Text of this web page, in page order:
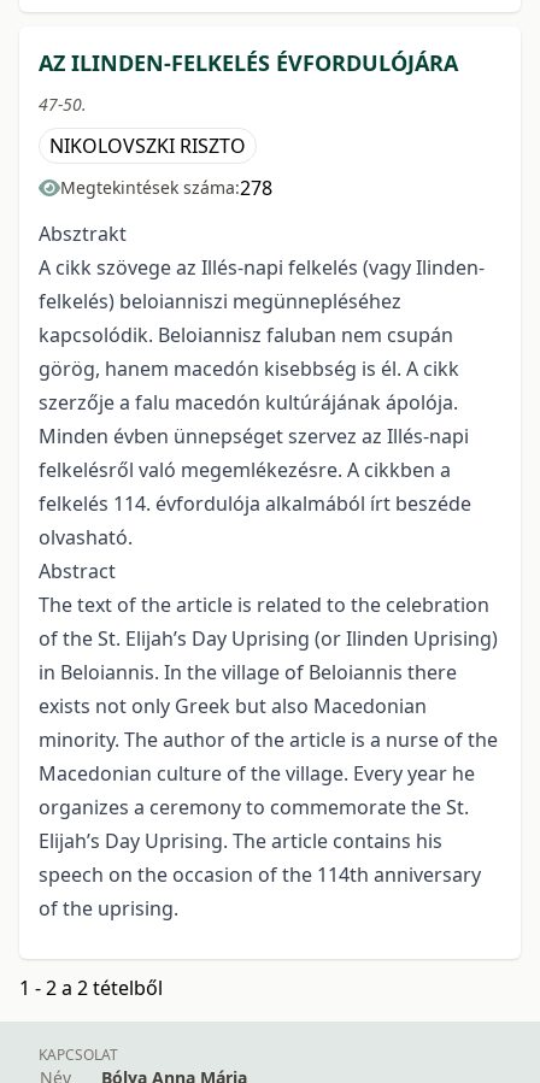
AZ ILINDEN-FELKELÉS ÉVFORDULÓJÁRA
47-50.
NIKOLOVSZKI RISZTO
Megtekintések száma:278
Absztrakt
A cikk szövege az Illés-napi felkelés (vagy Ilinden-
felkelés) beloianniszi megünnepléséhez
kapcsolódik. Beloiannisz faluban nem csupán
görög, hanem macedón kisebbség is él. A cikk
szerzője a falu macedón kultúrájának ápolója.
Minden évben ünnepséget szervez az Illés-napi
felkelésről való megemlékezésre. A cikkben a
felkelés 114. évfordulója alkalmából írt beszéde
olvasható.
Abstract
The text of the article is related to the celebration
of the St. Elijah’s Day Uprising (or Ilinden Uprising)
in Beloiannis. In the village of Beloiannis there
exists not only Greek but also Macedonian
minority. The author of the article is a nurse of the
Macedonian culture of the village. Every year he
organizes a ceremony to commemorate the St.
Elijah’s Day Uprising. The article contains his
speech on the occasion of the 114th anniversary
of the uprising.
1 - 2 a 2 tételből
KAPCSOLAT
Név Bólya Anna Mária